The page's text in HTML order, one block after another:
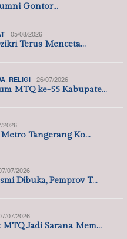
Gontor…
05/08/2026
Terus Menceta…
RELIGI 26/07/2026
MTQ ke-55 Kabupate…
2026
Tangerang Ko…
07/2026
Dibuka, Pemprov T…
07/2026
Jadi Sarana Mem…